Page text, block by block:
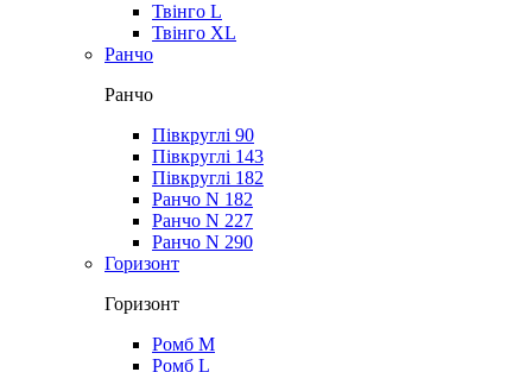
Твінго L
Твінго XL
Ранчо
Ранчо
Півкруглі 90
Півкруглі 143
Півкруглі 182
Ранчо N 182
Ранчо N 227
Ранчо N 290
Горизонт
Горизонт
Ромб M
Ромб L